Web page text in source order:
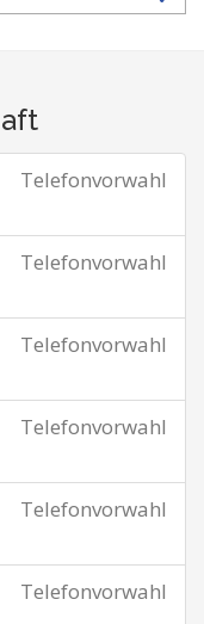
Telefonvorwahl
Telefonvorwahl
Telefonvorwahl
Telefonvorwahl
Telefonvorwahl
Telefonvorwahl